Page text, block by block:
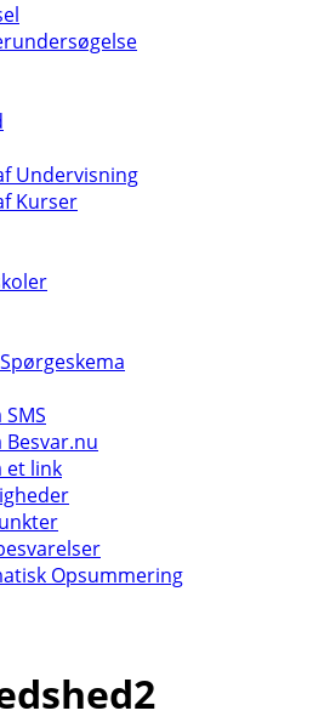
Undervisning
Kurser
Besvar.nu
et link
Opsummering